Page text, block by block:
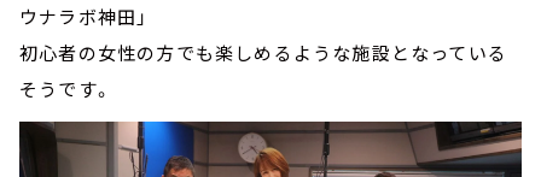
ウナラボ神田」
初心者の女性の方でも楽しめるような施設となっている
そうです。